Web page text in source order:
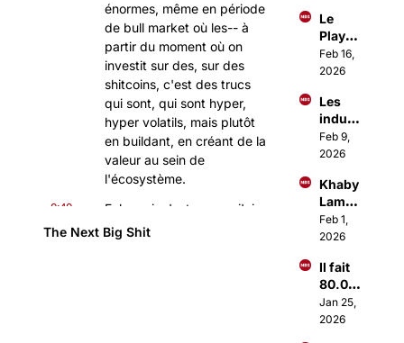
énormes, même en période
de bull market où les-- à
partir du moment où on
investit sur des, sur des
shitcoins, c'est des trucs
qui sont, qui sont hyper,
hyper volatils, mais plutôt
en buildant, en créant de la
valeur au sein de
l'écosystème.
0:40
Euh, moi, c'est ce que j'ai
pu pas mal faire en 2021.
The Next Big Shit
e les
1% ?
Le
Playb
ook
d'Ous
Amma
r pour
lancer
des
ess à
+1M€
Feb 16,
2026
Les
indust
ries
qui
décoll
er en
2026
Feb 9,
2026
Khaby
Lame
vend
sa
1Mds$
Feb 1,
2026
Il fait
80.00
0€/mo
is en
Jan 25,
2026